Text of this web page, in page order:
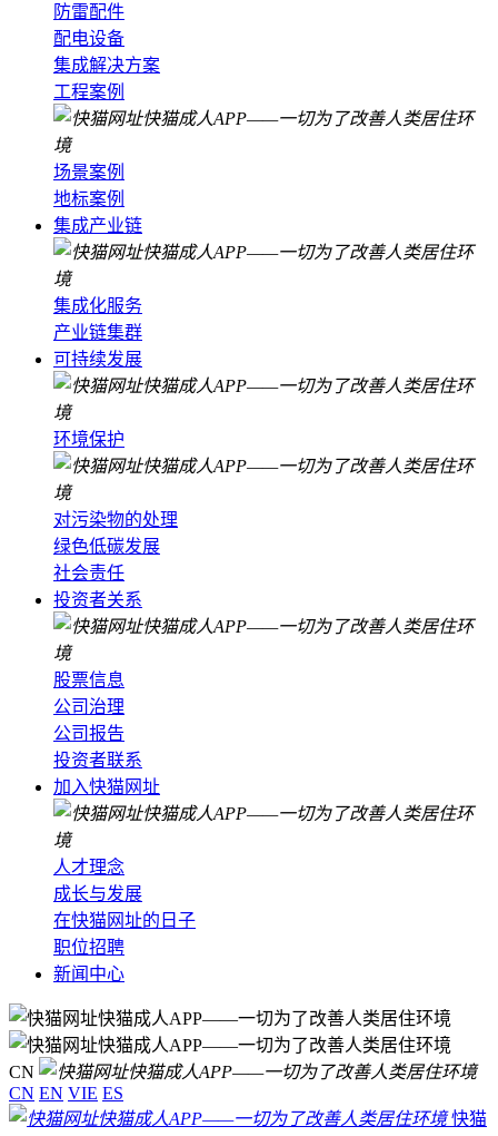
防雷配件
配电设备
集成解决方案
工程案例
场景案例
地标案例
集成产业链
集成化服务
产业链集群
可持续发展
环境保护
对污染物的处理
绿色低碳发展
社会责任
投资者关系
股票信息
公司治理
公司报告
投资者联系
加入快猫网址
人才理念
成长与发展
在快猫网址的日子
职位招聘
新闻中心
CN
CN EN VIE ES
快猫